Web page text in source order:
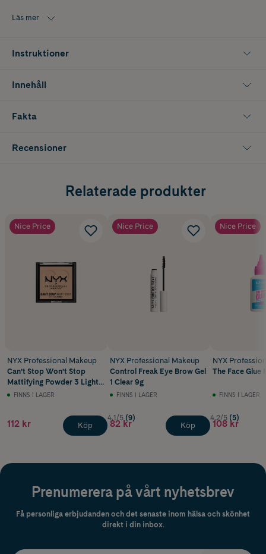
Läs mer
Instruktioner
Innehåll
Fakta
Recensioner
Relaterade produkter
Nice Price
NYX Professional Makeup
Can’t Stop Won’t Stop
Mattifying Powder 3 Light
Medium 6g
FINNS I LAGER
112 kr Köp
Nice Price
NYX Professional Makeup
Control Freak Eye Brow Gel
1 Clear 9g
FINNS I LAGER
4.1/5 (9)
82 kr Köp
Nice Price
NYX
The Face Glue
FINNS I LAGER
4.2/5 (5)
108 kr
Prenumerera på vårt nyhetsbrev
Få personliga erbjudanden och det senaste inom hälsa och skönhet
direkt i din inbox.